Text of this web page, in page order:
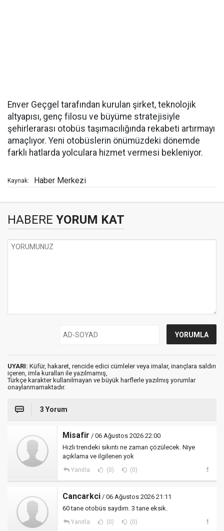
Enver Geçgel tarafından kurulan şirket, teknolojik
altyapısı, genç filosu ve büyüme stratejisiyle
şehirlerarası otobüs taşımacılığında rekabeti artırmayı
amaçlıyor. Yeni otobüslerin önümüzdeki dönemde
farklı hatlarda yolculara hizmet vermesi bekleniyor.
Kaynak: Haber Merkezi
HABERE YORUM KAT
UYARI: Küfür, hakaret, rencide edici cümleler veya imalar, inançlara saldırı
içeren, imla kuralları ile yazılmamış,
Türkçe karakter kullanılmayan ve büyük harflerle yazılmış yorumlar
onaylanmamaktadır.
3 Yorum
Misafir / 06 Ağustos 2026 22:00
Hızlı trendeki sıkıntı ne zaman çözülecek. Niye
açıklama ve ilgilenen yok
Yanıtla (0) (0)
Cancarkci / 06 Ağustos 2026 21:11
60 tane otobüs saydım. 3 tane eksik.
Yanıtla (0) (0)